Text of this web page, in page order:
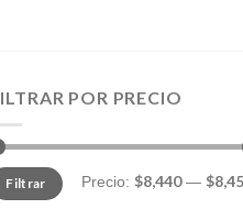
POR PRECIO
Filtrar Precio: $8,440—